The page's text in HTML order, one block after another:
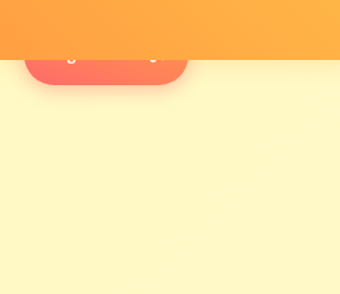
English Radio